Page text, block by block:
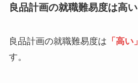
良品計画の就職難易度は高い
良品計画の就職難易度は 「高い」
す。